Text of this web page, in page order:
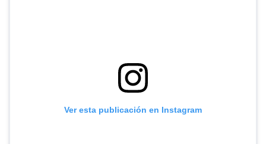
Ver esta publicación en Instagram